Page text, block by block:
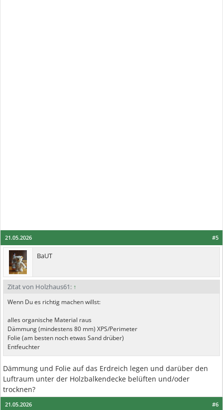
#5
21.05.2026
BaUT
Zitat von Holzhaus61: ↑
Wenn Du es richtig machen willst:
alles organische Material raus
Dämmung (mindestens 80 mm) XPS/Perimeter
Folie (am besten noch etwas Sand drüber)
Entfeuchter
Dämmung und Folie auf das Erdreich legen und darüber den
Luftraum unter der Holzbalkendecke belüften und/oder
trocknen?
#6
21.05.2026